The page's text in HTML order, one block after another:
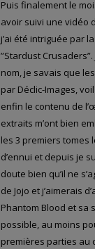
Puis finalement le
avoir suivi une vidéo
j’ai été intriguée par
”Stardust
nom, je savais que
par Déclic-Images,
enfin le contenu de
extraits m’ont bien
les 3 premiers tomes
d’ennui et depuis je
doute bien qu’il ne
de Jojo et j’aimerais
Phantom Blood et sa
possible, au moins
premières parties au